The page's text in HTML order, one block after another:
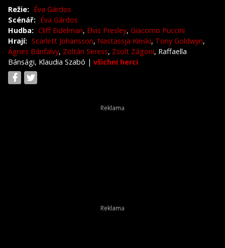
Režie: Éva Gárdos
Scénář: Éva Gárdos
Hudba: Cliff Eidelman, Elvis Presley, Giacomo Puccini
Hrají: Scarlett Johansson, Nastassja Kinski, Tony Goldwyn,
Ágnes Bánfalvy, Zoltán Seress, Zsolt Zágoni, Raffaella
Bánsági, Klaudia Szabó | všichni herci